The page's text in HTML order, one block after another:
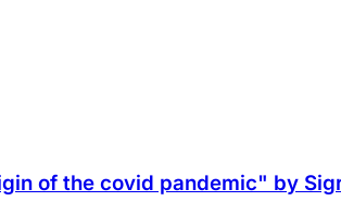
of the covid pandemic" by